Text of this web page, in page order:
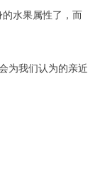
水果属性了，而
为我们认为的亲近